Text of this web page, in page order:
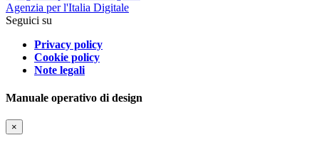
Agenzia per l'Italia Digitale
Seguici su
Privacy policy
Cookie policy
Note legali
Manuale operativo di design
×